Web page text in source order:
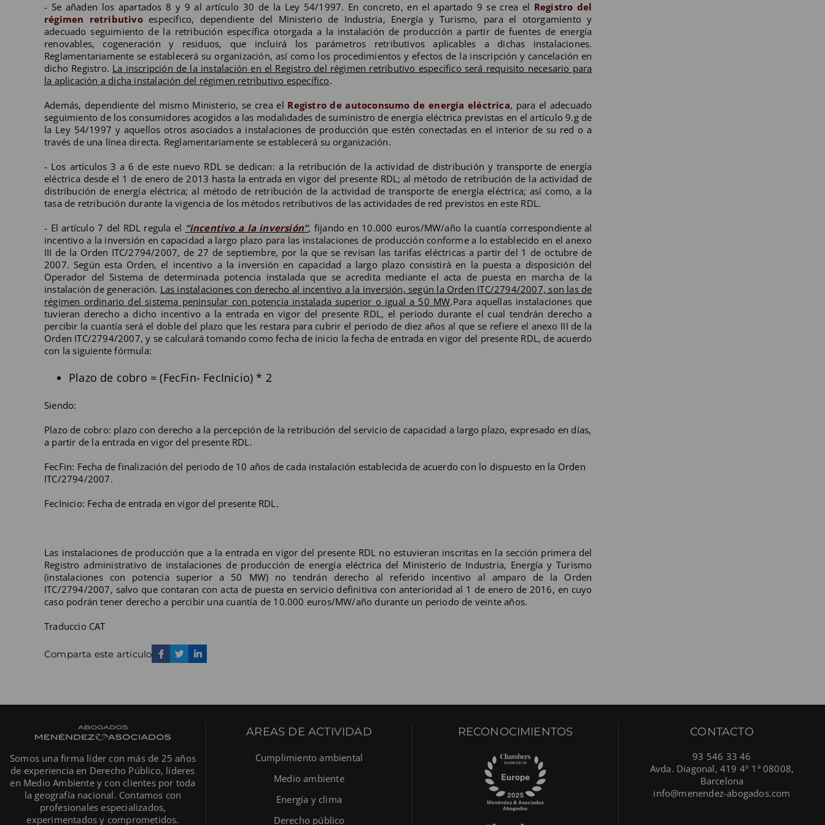
- Se añaden los apartados 8 y 9 al artículo 30 de la Ley 54/1997. En concreto, en el apartado 9 se crea el Registro del
régimen retributivoespecífico, dependiente del Ministerio de Industria, Energía y Turismo, para el otorgamiento y
adecuado seguimiento de la retribución específica otorgada a la instalación de producción a partir de fuentes de energía
renovables, cogeneración y residuos, que incluirá los parámetros retributivos aplicables a dichas instalaciones.
Reglamentariamente se establecerá su organización, así como los procedimientos y efectos de la inscripción y cancelación en
dicho Registro. La inscripción de la instalación en el Registro del régimen retributivo específico será requisito necesario para
la aplicación a dicha instalación del régimen retributivo específico.
Además, dependiente del mismo Ministerio, se crea el Registro de autoconsumo de energía eléctrica, para el adecuado
seguimiento de los consumidores acogidos a las modalidades de suministro de energía eléctrica previstas en el artículo 9.g de
la Ley 54/1997 y aquellos otros asociados a instalaciones de producción que estén conectadas en el interior de su red o a
través de una línea directa. Reglamentariamente se establecerá su organización.
- Los artículos 3 a 6 de este nuevo RDL se dedican: a la retribución de la actividad de distribución y transporte de energía
eléctrica desde el 1 de enero de 2013 hasta la entrada en vigor del presente RDL; al método de retribución de la actividad de
distribución de energía eléctrica; al método de retribución de la actividad de transporte de energía eléctrica; así como, a la
tasa de retribución durante la vigencia de los métodos retributivos de las actividades de red previstos en este RDL.
- El artículo 7 del RDL regula el “incentivo a la inversión”, fijando en 10.000 euros/MW/año la cuantía correspondiente al
incentivo a la inversión en capacidad a largo plazo para las instalaciones de producción conforme a lo establecido en el anexo
III de la Orden ITC/2794/2007, de 27 de septiembre, por la que se revisan las tarifas eléctricas a partir del 1 de octubre de
2007. Según esta Orden, el incentivo a la inversión en capacidad a largo plazo consistirá en la puesta a disposición del
Operador del Sistema de determinada potencia instalada que se acredita mediante el acta de puesta en marcha de la
instalación de generación. Las instalaciones con derecho al incentivo a la inversión, según la Orden ITC/2794/2007, son las de
régimen ordinario del sistema peninsular con potencia instalada superior o igual a 50 MW.Para aquellas instalaciones que
tuvieran derecho a dicho incentivo a la entrada en vigor del presente RDL, el periodo durante el cual tendrán derecho a
percibir la cuantía será el doble del plazo que les restara para cubrir el periodo de diez años al que se refiere el anexo III de la
Orden ITC/2794/2007, y se calculará tomando como fecha de inicio la fecha de entrada en vigor del presente RDL, de acuerdo
con la siguiente fórmula:
Plazo de cobro = (FecFin- FecInicio) * 2
Siendo:
Plazo de cobro: plazo con derecho a la percepción de la retribución del servicio de capacidad a largo plazo, expresado en días,
a partir de la entrada en vigor del presente RDL.
FecFin: Fecha de finalización del periodo de 10 años de cada instalación establecida de acuerdo con lo dispuesto en la Orden
ITC/2794/2007.
FecInicio: Fecha de entrada en vigor del presente RDL.
Las instalaciones de producción que a la entrada en vigor del presente RDL no estuvieran inscritas en la sección primera del
Registro administrativo de instalaciones de producción de energía eléctrica del Ministerio de Industria, Energía y Turismo
(instalaciones con potencia superior a 50 MW) no tendrán derecho al referido incentivo al amparo de la Orden
ITC/2794/2007, salvo que contaran con acta de puesta en servicio definitiva con anterioridad al 1 de enero de 2016, en cuyo
caso podrán tener derecho a percibir una cuantía de 10.000 euros/MW/año durante un periodo de veinte años.
Traduccio CAT
Comparta este articulo
Somos una firma líder con más de 25 años
de experiencia en Derecho Público, líderes
en Medio Ambiente y con clientes por toda
la geografía nacional. Contamos con
profesionales especializados,
experimentados y comprometidos.
AREAS DE ACTIVIDAD
Cumplimiento ambiental
Medio ambiente
Energía y clima
Derecho público
RECONOCIMIENTOS CONTACTO
93 546 33 46
Avda. Diagonal, 419 4º 1ª 08008,
Barcelona
info@menendez-abogados.com